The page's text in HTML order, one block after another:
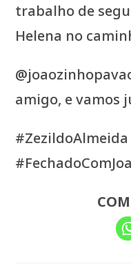
trabalho de
Helena no
amigo, e vamos